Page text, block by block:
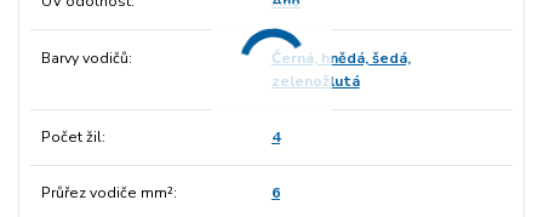
Barvy vodičů
Černá, hnědá, šedá,
zelenožlutá
Počet žil 4
Průřez vodiče mm² 6